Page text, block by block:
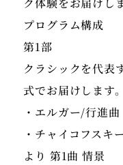
プログラム構成
第1部
クラシックを代表
式でお届けします。
・エルガー/行進曲
・チャイコフスキ
より 第1曲 情景